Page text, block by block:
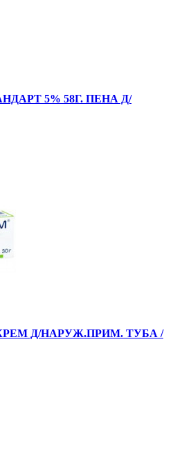
5% 58Г. ПЕНА Д/
Д/НАРУЖ.ПРИМ. ТУБА /